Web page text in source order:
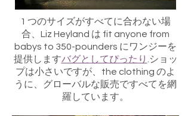
1 つのサイズがすべてに合わない場
合、Liz Heyland は fit anyone from
babys to 350-pounders にワンジーを
提供しますバグとしてぴったり .ショッ
プは小さいですが、the clothing のよ
うに、グローバルな販売ですべてを網
羅しています。